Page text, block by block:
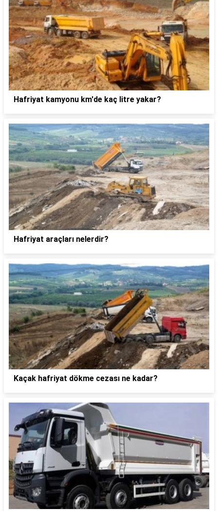
Hafriyat kamyonu km'de kaç litre yakar?
Hafriyat araçları nelerdir?
Kaçak hafriyat dökme cezası ne kadar?